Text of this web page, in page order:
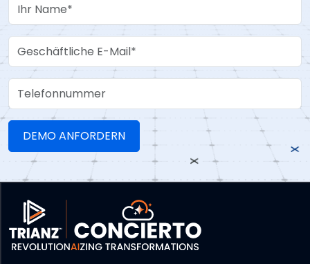
Work Email
Telefonnummer